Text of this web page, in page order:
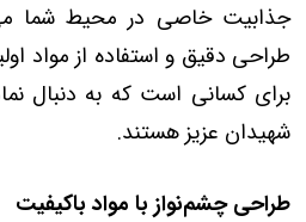
جذابیت خاصی در محیط شما
طراحی دقیق و استفاده از مواد
برای کسانی است که به دنبال
شهیدان عزیز هستند.
طراحی چشم‌نواز با مواد باکیفیت